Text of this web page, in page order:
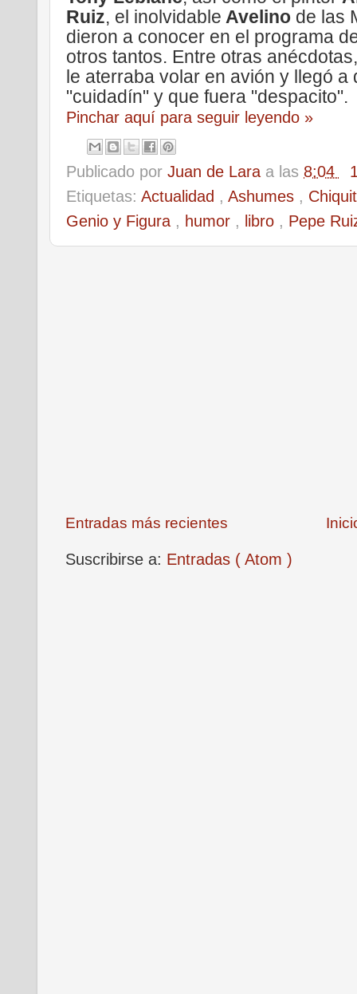
Ruiz, el inolvidable Avelino de las
dieron a conocer en el programa
otros tantos. Entre otras
le aterraba volar en avión y llegó
"cuidadín" y que fuera "despacito".
Pinchar aquí para seguir leyendo »
Publicado por Juan de Lara a las 8:04
Etiquetas: Actualidad , Ashumes ,
Genio y Figura , humor , libro , Pepe
Entradas más recientes
Suscribirse a: Entradas ( Atom )